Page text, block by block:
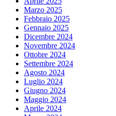
Marzo 2025
Febbraio 2025
Gennaio 2025
Dicembre 2024
Novembre 2024
Ottobre 2024
Settembre 2024
Agosto 2024
Luglio 2024
Giugno 2024
Maggio 2024
Aprile 2024